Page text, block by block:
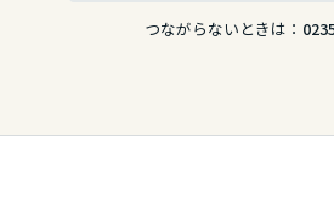
つながらないときは：